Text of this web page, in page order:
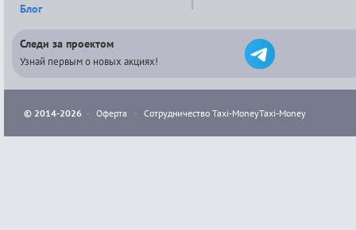
Блог
Следи за проектом
Узнай первым о новых акциях!
© 2014-2026 · Оферта · Сотрудничество Taxi-MoneyTaxi-Money